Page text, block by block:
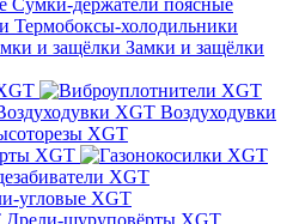
Сумки-держатели поясные
Термобоксы-холодильники
Замки и защёлки
Воздуходувки
XGT
XGT
угловые XGT
Дрели-шуруповёрты XGT